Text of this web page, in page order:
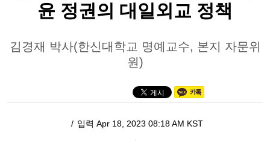
윤 정권의 대일외교 정책
김경재 박사(한신대학교 명예교수, 본지 자문위
원)
입력 Apr 18, 2023 08:18 AM KST